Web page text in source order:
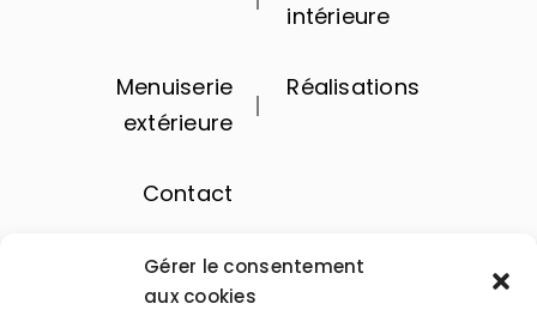
Gérer le consentement
aux cookies
intérieure
Menuiserie
extérieure
Réalisations
Contact